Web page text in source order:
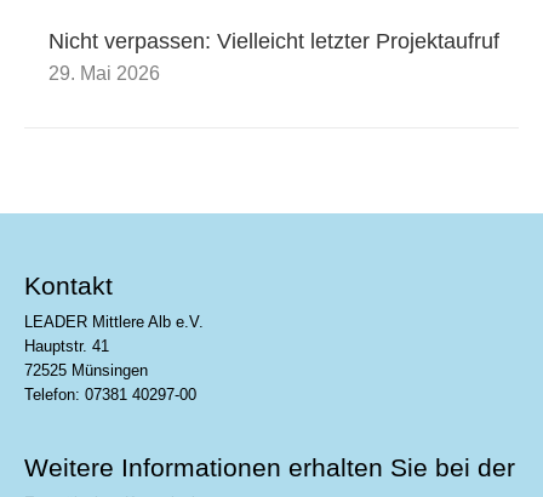
Nicht verpassen: Vielleicht letzter Projektaufruf
29. Mai 2026
Kontakt
LEADER Mittlere Alb e.V.
Hauptstr. 41
72525 Münsingen
Telefon: 07381 40297-00
Weitere Informationen erhalten Sie bei der